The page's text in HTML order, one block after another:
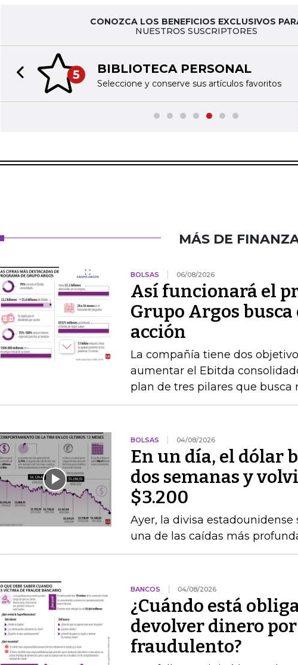
CONOZCA LOS BENEFICIOS EXCLUSIVOS
NUESTROS SUSCRIPTORES
5 BIBLIOTECA PERSONAL
Seleccione y conserve sus artículos favoritos
Previous slide
MÁS DE
BOLSAS 06/08/2026
Así funcionará el
Grupo Argos
acción
La compañía tiene dos
aumentar el Ebitda
plan de tres pilares que busca
BOLSAS 04/08/2026
En un día, el dólar
dos semanas y
$3.200
Ayer, la divisa estadounidense
una de las caídas más
BANCOS 04/08/2026
¿Cuándo está
devolver dinero
fraudulento?